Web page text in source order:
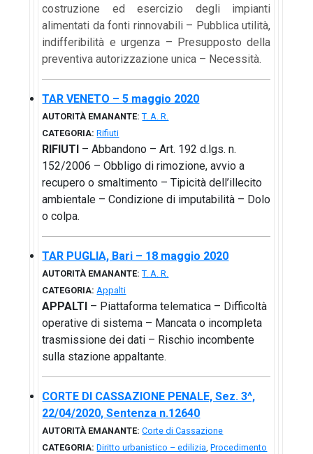
costruzione ed esercizio degli impianti
alimentati da fonti rinnovabili – Pubblica utilità,
indifferibilità e urgenza – Presupposto della
preventiva autorizzazione unica – Necessità.
TAR VENETO – 5 maggio 2020
AUTORITÀ EMANANTE: T. A. R.
CATEGORIA: Rifiuti
RIFIUTI – Abbandono – Art. 192 d.lgs. n.
152/2006 – Obbligo di rimozione, avvio a
recupero o smaltimento – Tipicità dell’illecito
ambientale – Condizione di imputabilità – Dolo
o colpa.
TAR PUGLIA, Bari – 18 maggio 2020
AUTORITÀ EMANANTE: T. A. R.
CATEGORIA: Appalti
APPALTI – Piattaforma telematica – Difficoltà
operative di sistema – Mancata o incompleta
trasmissione dei dati – Rischio incombente
sulla stazione appaltante.
CORTE DI CASSAZIONE PENALE, Sez. 3^,
22/04/2020, Sentenza n.12640
AUTORITÀ EMANANTE: Corte di Cassazione
CATEGORIA: Diritto urbanistico – edilizia,Procedimento